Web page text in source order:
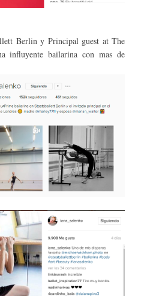
Berlin y Principal guest at The
influyente bailarina con mas de